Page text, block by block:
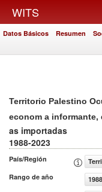
WITS
Datos Básicos Resumen
Territorio Palestino
econom a informante,
as importadas
1988-2023
País/Región
Rango de año